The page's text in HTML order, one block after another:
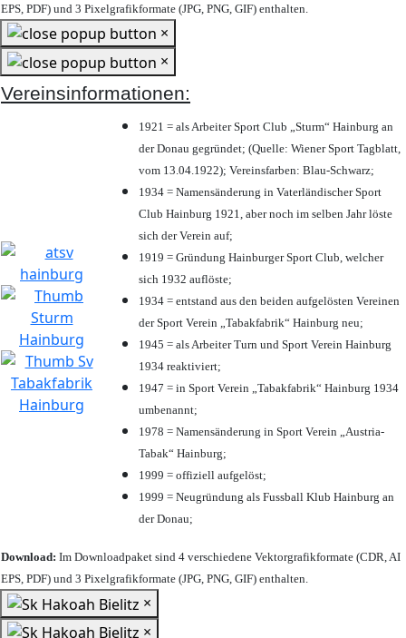
EPS, PDF) und 3 Pixelgrafikformate (JPG, PNG, GIF) enthalten.
×
×
Vereinsinformationen:
1921 = als Arbeiter Sport Club „Sturm“ Hainburg an
der Donau gegründet; (Quelle: Wiener Sport Tagblatt,
vom 13.04.1922); Vereinsfarben: Blau-Schwarz;
1934 = Namensänderung in Vaterländischer Sport
Club Hainburg 1921, aber noch im selben Jahr löste
sich der Verein auf;
1919 = Gründung Hainburger Sport Club, welcher
sich 1932 auflöste;
1934 = entstand aus den beiden aufgelösten Vereinen
der Sport Verein „Tabakfabrik“ Hainburg neu;
1945 = als Arbeiter Turn und Sport Verein Hainburg
1934 reaktiviert;
1947 = in Sport Verein „Tabakfabrik“ Hainburg 1934
umbenannt;
1978 = Namensänderung in Sport Verein „Austria-
Tabak“ Hainburg;
1999 = offiziell aufgelöst;
1999 = Neugründung als Fussball Klub Hainburg an
der Donau;
Download: Im Downloadpaket sind 4 verschiedene Vektorgrafikformate (CDR, AI
EPS, PDF) und 3 Pixelgrafikformate (JPG, PNG, GIF) enthalten.
×
×